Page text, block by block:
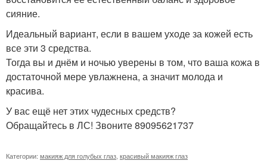
сияние.
Идеальный вариант, если в вашем уходе за кожей есть
все эти 3 средства.
Тогда вы и днём и ночью уверены в том, что ваша кожа в
достаточной мере увлажнена, а значит молода и
красива.
У вас ещё нет этих чудесных средств?
Обращайтесь в ЛС! Звоните 89095621737
Категории: макияж для голубых глаз красивый макияж глаз